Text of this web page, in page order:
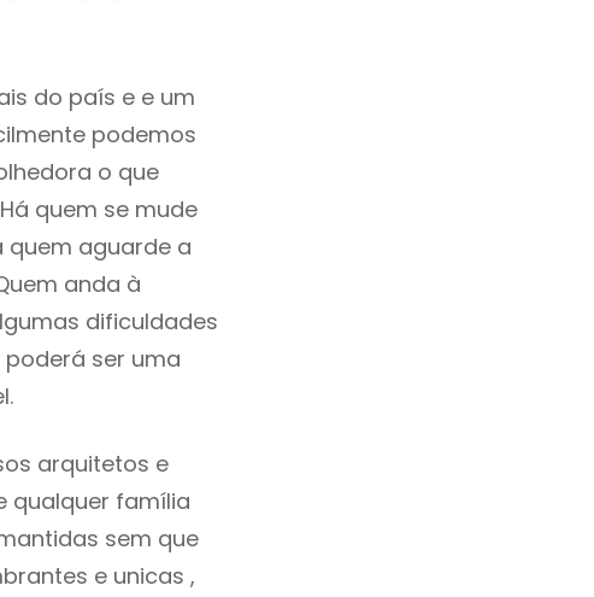
do país e e um
podemos
o que
quem se mude
quem aguarde a
anda à
dificuldades
ser uma
arquitetos e
qualquer família
sem que
e unicas ,